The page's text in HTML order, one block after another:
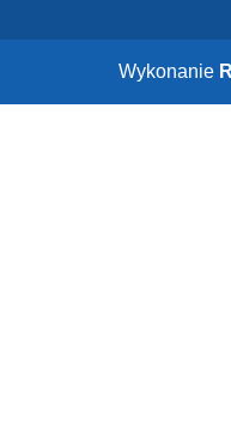
Wykonanie